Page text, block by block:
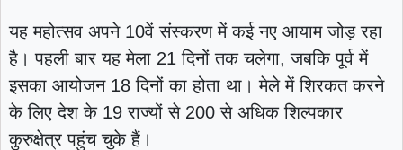
यह महोत्सव अपने 10वें संस्करण में कई नए आयाम जोड़ रहा
है। पहली बार यह मेला 21 दिनों तक चलेगा, जबकि पूर्व में
इसका आयोजन 18 दिनों का होता था। मेले में शिरकत करने
के लिए देश के 19 राज्यों से 200 से अधिक शिल्पकार
कुरुक्षेत्र पहुंच चुके हैं।